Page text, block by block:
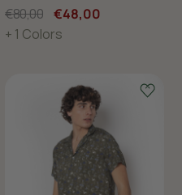
€80,00 €48,00
+ 1 Colors